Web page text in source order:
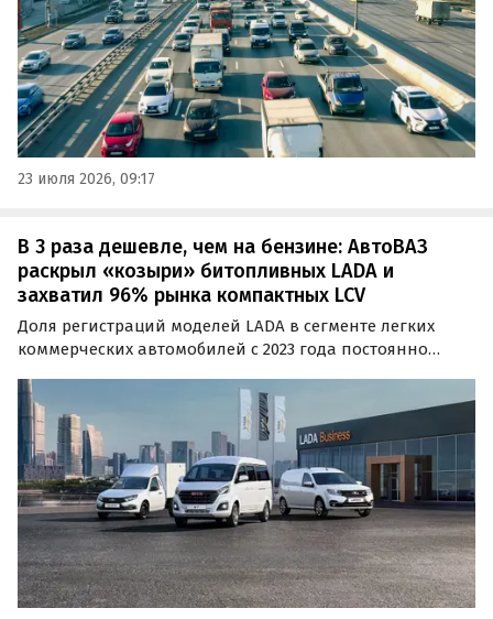
23 июля 2026, 09:17
В 3 раза дешевле, чем на бензине: АвтоВАЗ
раскрыл «козыри» битопливных LADA и
захватил 96% рынка компактных LCV
Доля регистраций моделей LADA в сегменте легких
коммерческих автомобилей с 2023 года постоянно
планируется достичь планки в 15% и 15 тыс.
зарегистрированных LCV. Об этом сообщили
«Автоновостям дня» в пресс-службе «АвтоВАЗа».